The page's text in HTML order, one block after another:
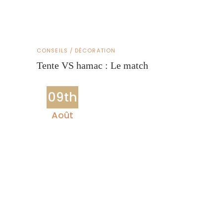
CONSEILS / DÉCORATION
Tente VS hamac : Le match
09th
Août